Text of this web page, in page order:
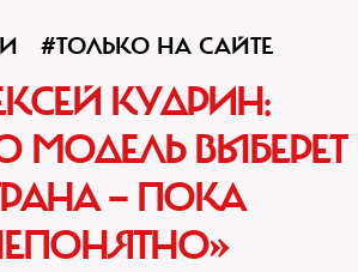
#ТОЛЬКО НА САЙТЕ
КУДРИН:
МОДЕЛЬ ВЫБЕРЕТ
— ПОКА